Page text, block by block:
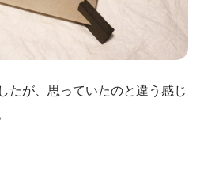
たが、思っていたのと違う感じ